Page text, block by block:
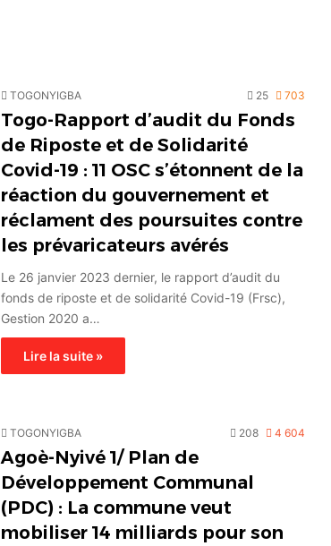
TOGONYIGBA 25 703
Togo-Rapport d’audit du Fonds
de Riposte et de Solidarité
Covid-19 : 11 OSC s’étonnent de la
réaction du gouvernement et
réclament des poursuites contre
les prévaricateurs avérés
Le 26 janvier 2023 dernier, le rapport d’audit du
fonds de riposte et de solidarité Covid-19 (Frsc),
Gestion 2020 a…
Lire la suite »
TOGONYIGBA 208 4 604
Agoè-Nyivé 1/ Plan de
Développement Communal
(PDC) : La commune veut
mobiliser 14 milliards pour son